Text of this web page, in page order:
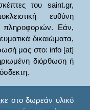
του saint.gr,
ευθύνη
Εάν,
δικαιώματα,
μας στο: info [at]
διόρθωση ή
στο δωρεάν υλικό